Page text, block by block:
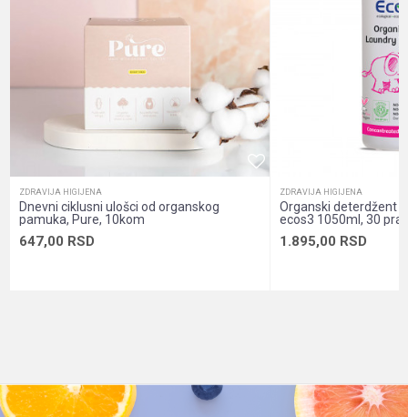
Higijena, Koža
Oblik pakovanja Kartonski omot
Unisex
Tablete
POŠALJI
ZDRAVIJA HIGIJENA
Dnevni ciklusni ulošci od organskog
pamuka, Pure, 10kom
647,00 RSD
ZDRAVIJA HIGIJENA
Organski deterdžent
ecos3 1050ml, 30
1.895,00 RSD